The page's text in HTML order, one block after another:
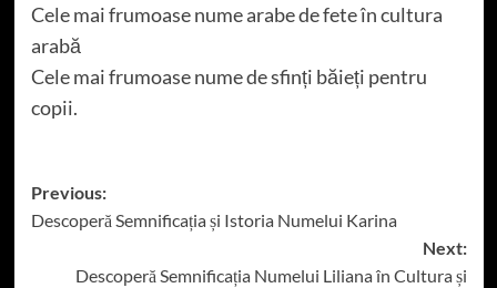
Cele mai frumoase nume arabe de fete în cultura
arabă
Cele mai frumoase nume de sfinți băieți pentru
copii.
Post
navigation
Previous:
Descoperă Semnificația și Istoria Numelui Karina
Next:
Descoperă Semnificația Numelui Liliana în Cultura și